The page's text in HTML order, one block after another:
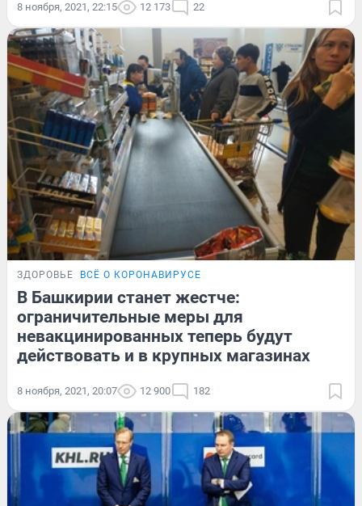
8 ноября, 2021, 22:15 12 173 22
ЗДОРОВЬЕ ВСЁ О КОРОНАВИРУСЕ
В Башкирии станет жестче:
ограничительные меры для
невакцинированных теперь будут
действовать и в крупных магазинах
8 ноября, 2021, 20:07 12 900 182